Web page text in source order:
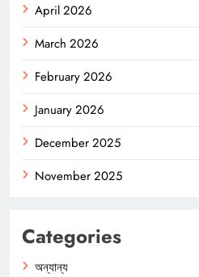
April 2026
March 2026
February 2026
January 2026
December 2025
November 2025
Categories
অন্যান্য